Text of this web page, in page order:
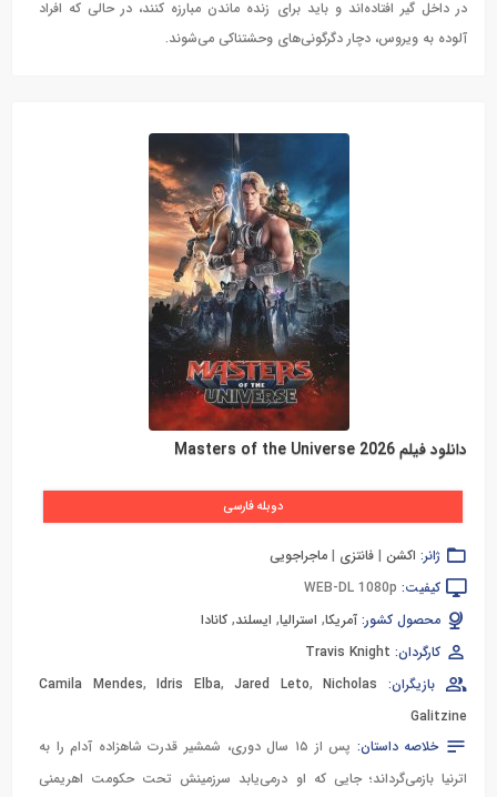
در داخل گیر افتاده‌اند و باید برای زنده ماندن مبارزه کنند، در حالی که افراد
آلوده به ویروس، دچار دگرگونی‌های وحشتناکی می‌شوند.
دانلود فیلم Masters of the Universe 2026
دوبله فارسی
ژانر: اکشن | فانتزی | ماجراجویی
کیفیت: WEB-DL 1080p
محصول کشور: آمریکا, استرالیا, ایسلند, کانادا
کارگردان: Travis Knight
بازیگران:
Camila Mendes, Idris Elba, Jared Leto, Nicholas
Galitzine
خلاصه داستان:
پس از ۱۵ سال دوری، شمشیر قدرت شاهزاده آدام را به
اترنیا بازمی‌گرداند؛ جایی که او درمی‌یابد سرزمینش تحت حکومت اهریمنی